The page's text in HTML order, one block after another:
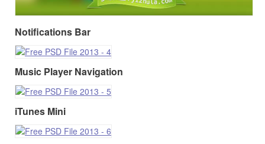
Notifications Bar
Music Player Navigation
iTunes Mini